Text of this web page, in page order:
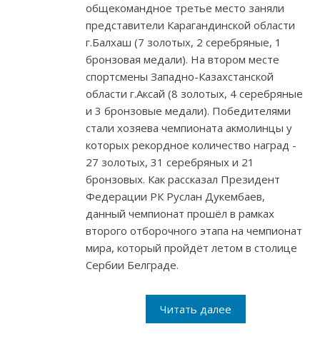
общекомандное третье место заняли
представители Карагандинской области
г.Балхаш (7 золотых, 2 серебряные, 1
бронзовая медали). На втором месте
спортсмены Западно-Казахстанской
области г.Аксай (8 золотых, 4 серебряные
и 3 бронзовые медали). Победителями
стали хозяева чемпионата акмолинцы у
которых рекордное количество наград -
27 золотых, 31 серебряных и 21
бронзовых. Как рассказал Президент
Федерации РК Руслан Дукембаев,
данный чемпионат прошёл в рамках
второго отборочного этапа на чемпионат
мира, который пройдёт летом в столице
Сербии Белграде.
Читать далее